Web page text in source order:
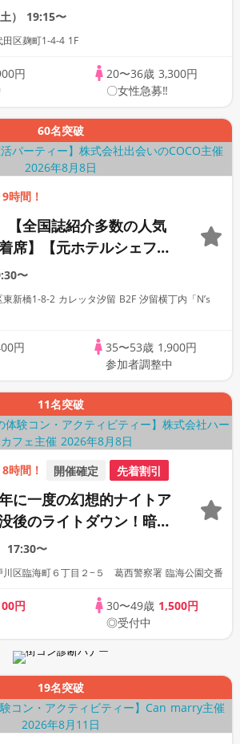
突破！】プレミアムステイ
） 19:15〜
区麹町1-4-4 1F
円
20〜36歳 3,300円
〇女性急募‼
60名突破
時間！
【全国誌紹介多数の人気
席】【元ホテルシェフが
ス・アルコール飲み放
野菜】【安心！カレッタ
世代】【LINE交換自
〜
新橋1-8-2 カレッタ汐留 B2F 汐留横丁内「N’s
円
35〜53歳 1,900円
参加者調整中
11名突破
時間！ 開催確定 先着割引
に一度の幻想的ナイトア
後のライトダウン！暗闇
のお魚観察♪真夏の夜
17:30〜
川区臨海町６丁目２−５ 葛西警察署 臨海公園交番
円
30〜49歳 1,500円
◎受付中
19名突破